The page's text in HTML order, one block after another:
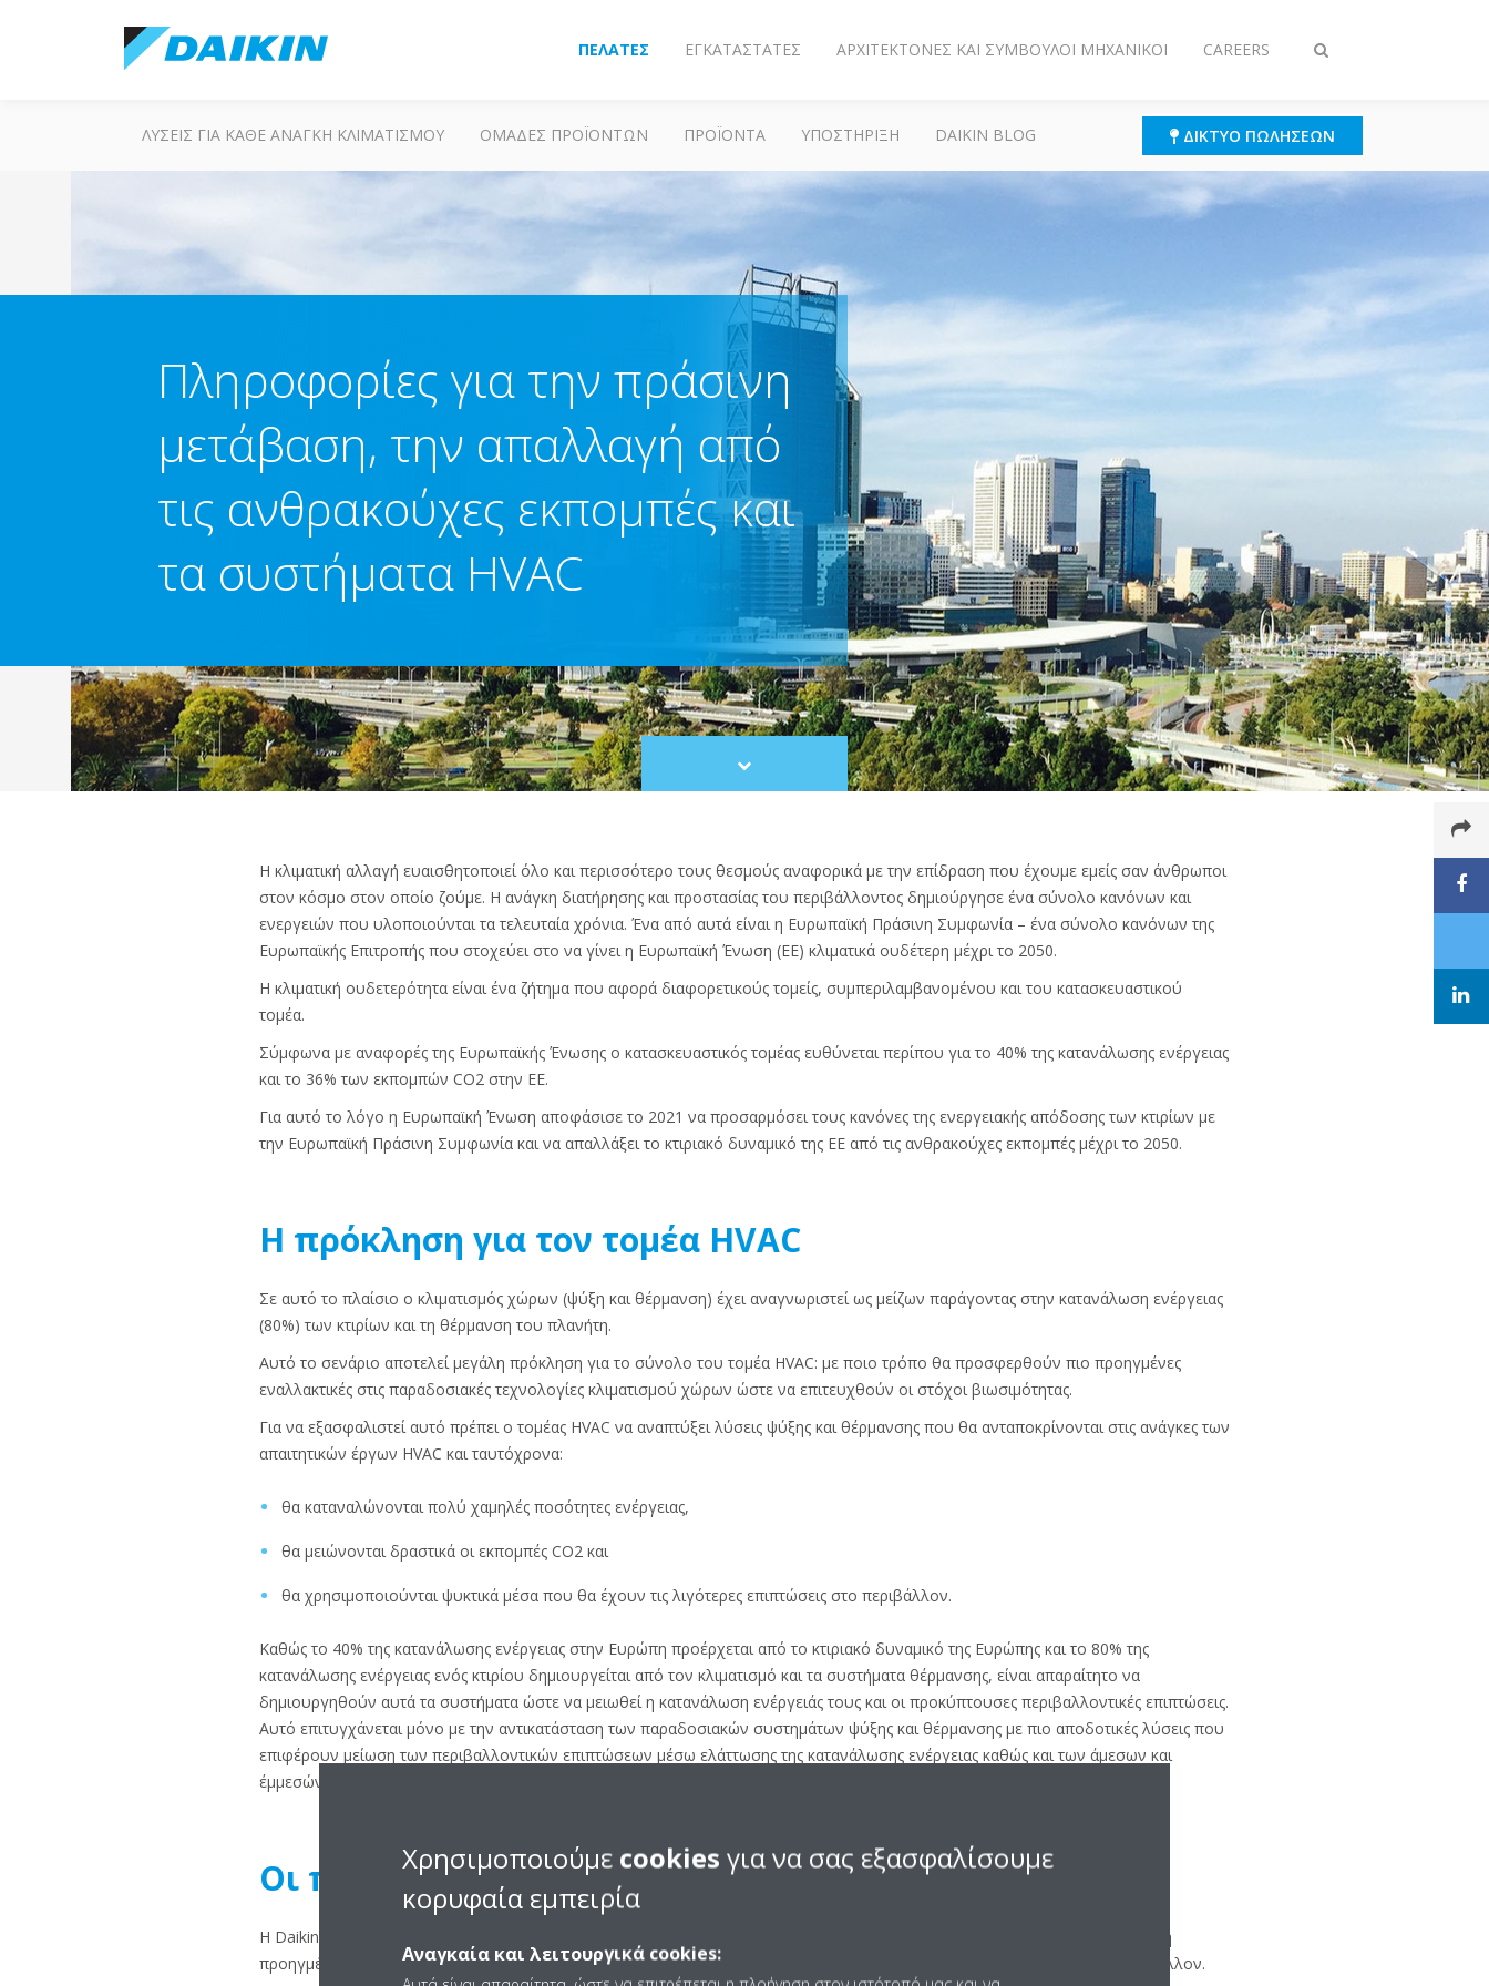
Εναλλαγή
ΠΕΛΆΤΕΣ ΕΓΚΑΤΑΣΤΆΤΕΣ ΑΡΧΙΤΈΚΤΟΝΕΣ ΚΑΙ ΣΎΜΒΟΥΛΟΙ ΜΗΧΑΝΙΚΟΊ CAREERS
ΛΎΣΕΙΣ ΓΙΑ ΚΆΘΕ ΑΝΆΓΚΗ ΚΛΙΜΑΤΙΣΜΟΎ ΟΜΆΔΕΣ ΠΡΟΪΌΝΤΩΝ ΠΡΟΪΌΝΤΑ ΥΠΟΣΤΗΡΙΞΗ DAIKIN BLOG ΔΊΚΤΥΟ ΠΩΛΉΣΕΩΝ
Πληροφορίες για την πράσινη
μετάβαση, την απαλλαγή από
τις ανθρακούχες εκπομπές και
τα συστήματα HVAC
Scroll
to
Η κλιματική αλλαγή ευαισθητοποιεί όλο και περισσότερο τους θεσμούς αναφορικά με την επίδραση που έχουμε εμείς σαν άνθρωποι
στον κόσμο στον οποίο ζούμε. Η ανάγκη διατήρησης και προστασίας του περιβάλλοντος δημιούργησε ένα σύνολο κανόνων και
ενεργειών που υλοποιούνται τα τελευταία χρόνια. Ένα από αυτά είναι η Ευρωπαϊκή Πράσινη Συμφωνία – ένα σύνολο κανόνων της
Ευρωπαϊκής Επιτροπής που στοχεύει στο να γίνει η Ευρωπαϊκή Ένωση (ΕΕ) κλιματικά ουδέτερη μέχρι το 2050.
Η κλιματική ουδετερότητα είναι ένα ζήτημα που αφορά διαφορετικούς τομείς, συμπεριλαμβανομένου και του κατασκευαστικού
τομέα.
Σύμφωνα με αναφορές της Ευρωπαϊκής Ένωσης ο κατασκευαστικός τομέας ευθύνεται περίπου για το 40% της κατανάλωσης ενέργειας
και το 36% των εκπομπών CO2 στην ΕΕ.
Για αυτό το λόγο η Ευρωπαϊκή Ένωση αποφάσισε το 2021 να προσαρμόσει τους κανόνες της ενεργειακής απόδοσης των κτιρίων με
την Ευρωπαϊκή Πράσινη Συμφωνία και να απαλλάξει το κτιριακό δυναμικό της ΕΕ από τις ανθρακούχες εκπομπές μέχρι το 2050.
Η πρόκληση για τον τομέα HVAC
Σε αυτό το πλαίσιο ο κλιματισμός χώρων (ψύξη και θέρμανση) έχει αναγνωριστεί ως μείζων παράγοντας στην κατανάλωση ενέργειας
(80%) των κτιρίων και τη θέρμανση του πλανήτη.
Αυτό το σενάριο αποτελεί μεγάλη πρόκληση για το σύνολο του τομέα HVAC: με ποιο τρόπο θα προσφερθούν πιο προηγμένες
εναλλακτικές στις παραδοσιακές τεχνολογίες κλιματισμού χώρων ώστε να επιτευχθούν οι στόχοι βιωσιμότητας.
Για να εξασφαλιστεί αυτό πρέπει ο τομέας HVAC να αναπτύξει λύσεις ψύξης και θέρμανσης που θα ανταποκρίνονται στις ανάγκες των
απαιτητικών έργων HVAC και ταυτόχρονα:
θα καταναλώνονται πολύ χαμηλές ποσότητες ενέργειας,
θα μειώνονται δραστικά οι εκπομπές CO2 και
θα χρησιμοποιούνται ψυκτικά μέσα που θα έχουν τις λιγότερες επιπτώσεις στο περιβάλλον.
Καθώς το 40% της κατανάλωσης ενέργειας στην Ευρώπη προέρχεται από το κτιριακό δυναμικό της Ευρώπης και το 80% της
κατανάλωσης ενέργειας ενός κτιρίου δημιουργείται από τον κλιματισμό και τα συστήματα θέρμανσης, είναι απαραίτητο να
δημιουργηθούν αυτά τα συστήματα ώστε να μειωθεί η κατανάλωση ενέργειάς τους και οι προκύπτουσες περιβαλλοντικές επιπτώσεις.
Αυτό επιτυγχάνεται μόνο με την αντικατάσταση των παραδοσιακών συστημάτων ψύξης και θέρμανσης με πιο αποδοτικές λύσεις που
επιφέρουν μείωση των περιβαλλοντικών επιπτώσεων μέσω ελάττωσης της κατανάλωσης ενέργειας καθώς και των άμεσων και
έμμεσών τους εκπομπών.
Οι προσπάθειες της Daikin
Η Daikin προσφέρει αξιόπιστα και υψηλής ποιότητας προϊόντα. Η επωνυμία είναι επίσης γνωστή στον τομέα για την ανάπτυξη
προηγμένων τεχνολογιών που στοχεύουν στην ελαχιστοποίηση των επιπτώσεων των συστημάτων κλιματισμού στο περιβάλλον.
Χρησιμοποιούμε cookies για να σας εξασφαλίσουμε
κορυφαία εμπειρία
Αναγκαία και λειτουργικά cookies: